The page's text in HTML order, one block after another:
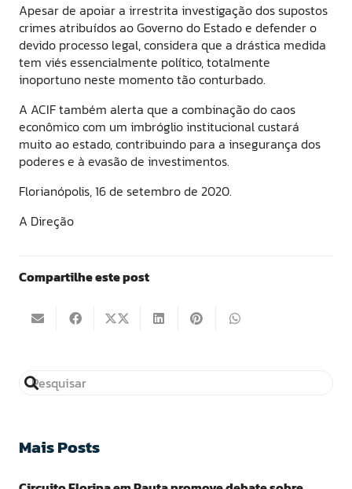
Apesar de apoiar a irrestrita investigação dos supostos
crimes atribuídos ao Governo do Estado e defender o
devido processo legal, considera que a drástica medida
tem viés essencialmente político, totalmente
inoportuno neste momento tão conturbado.
A ACIF também alerta que a combinação do caos
econômico com um imbróglio institucional custará
muito ao estado, contribuindo para a insegurança dos
poderes e à evasão de investimentos.
Florianópolis, 16 de setembro de 2020.
A Direção
Compartilhe este post
Mais Posts